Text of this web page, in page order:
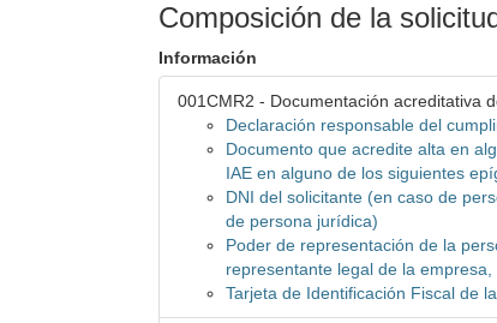
Composición de la
Información
001CMR2 - Documentación acreditativa
Declaración responsable del
Documento que acredite alta en
IAE en alguno de los siguientes
DNI del solicitante (en caso de
de persona jurídica)
Poder de representación de la
representante legal de la
Tarjeta de Identificación Fiscal de